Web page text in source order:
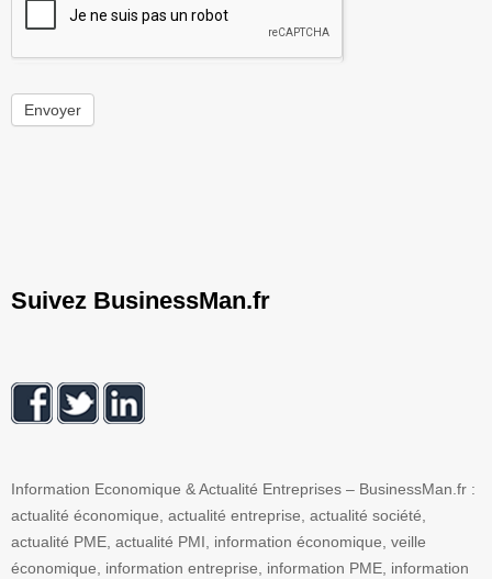
Envoyer
Suivez BusinessMan.fr
Information Economique & Actualité Entreprises – BusinessMan.fr :
actualité économique, actualité entreprise, actualité société,
actualité PME, actualité PMI, information économique, veille
économique, information entreprise, information PME, information